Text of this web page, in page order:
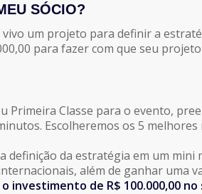
SÓCIO?
um projeto para definir a
para fazer com que seu projeto
Primeira Classe para o evento,
Escolheremos os 5
definição da estratégia em um mini
além de ganhar uma
investimento de R$ 100.000,00